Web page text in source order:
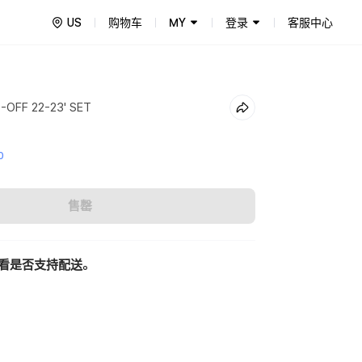
US 购物车 MY 登录 客服中心
OFF 22-23' SET
售罄
是否支持配送。